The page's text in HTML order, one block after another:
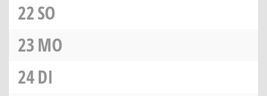
22SO
23MO
24DI